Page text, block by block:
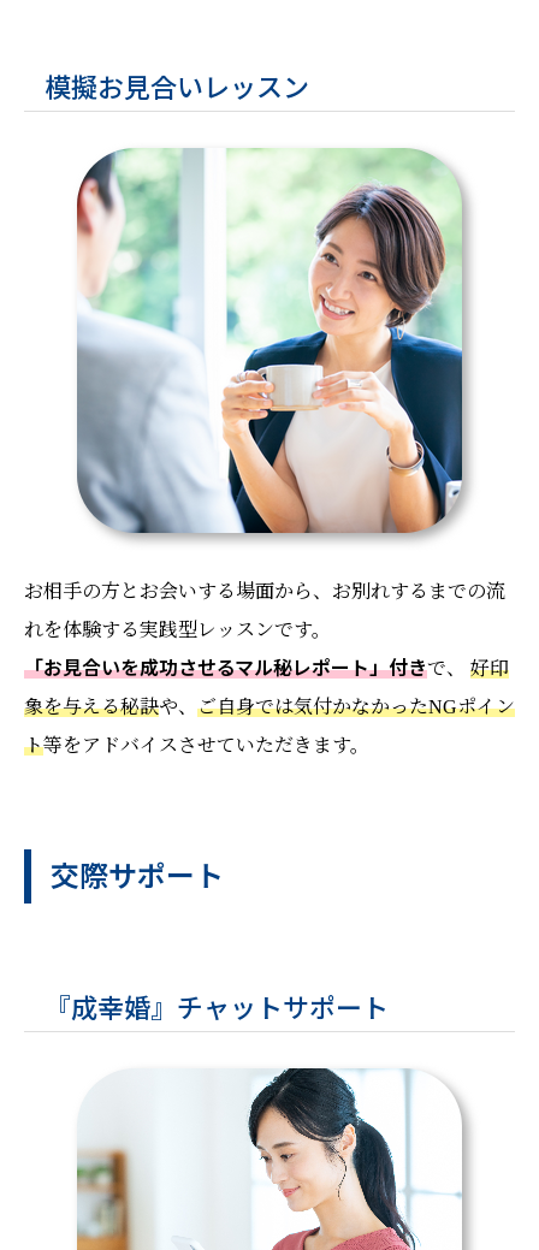
模擬お見合いレッスン
お相手の方とお会いする場面から、お別れするまでの流
れを体験する実践型レッスンです。
「お見合いを成功させるマル秘レポート」付きで、 好印
象を与える秘訣や、 ご自身では気付かなかったNGポイン
ト等をアドバイスさせていただきます。
交際サポート
『成幸婚』チャットサポート